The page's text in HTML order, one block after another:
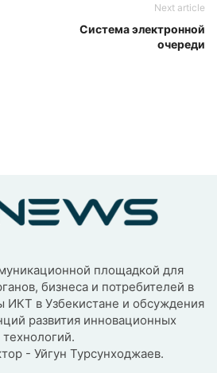
Next article
Система электронной
очереди
площадкой для
бизнеса и потребителей в
ИКТ в Узбекистане и обсуждения
развития инновационных
технологий.
- Уйгун Турсунходжаев.